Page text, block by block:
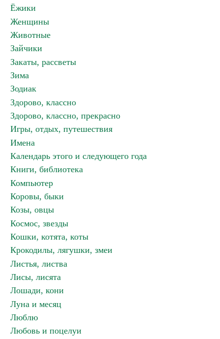
Ёжики
Женщины
Животные
Зайчики
Закаты, рассветы
Зима
Зодиак
Здорово, классно
Здорово, классно, прекрасно
Игры, отдых, путешествия
Имена
Календарь этого и следующего года
Книги, библиотека
Компьютер
Коровы, быки
Козы, овцы
Космос, звезды
Кошки, котята, коты
Крокодилы, лягушки, змеи
Листья, листва
Лисы, лисята
Лошади, кони
Луна и месяц
Люблю
Любовь и поцелуи